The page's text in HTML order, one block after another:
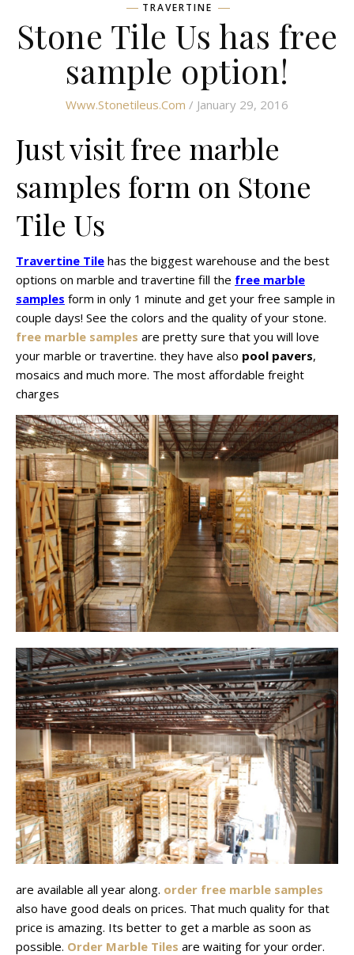
TRAVERTINE
Stone Tile Us has free
sample option!
Www.stonetileus.com / January 29, 2016
Just visit free marble
samples form on Stone
Tile Us
Travertine Tile has the biggest warehouse and the best
options on marble and travertine fill the free marble
samples form in only 1 minute and get your free sample in
couple days! See the colors and the quality of your stone.
free marble samples are pretty sure that you will love
your marble or travertine. they have also pool pavers,
mosaics and much more. The most affordable freight
charges
are available all year along. order free marble samples
also have good deals on prices. That much quality for that
price is amazing. Its better to get a marble as soon as
possible. Order Marble Tiles are waiting for your order.